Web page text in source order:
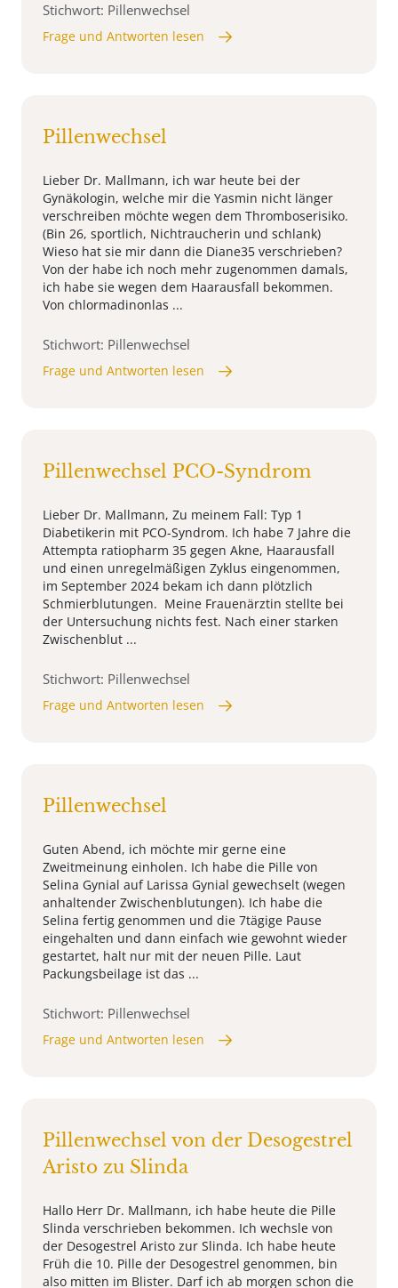
Stichwort: Pillenwechsel
Frage und Antworten lesen
Pillenwechsel
Lieber Dr. Mallmann, ich war heute bei der
Gynäkologin, welche mir die Yasmin nicht länger
verschreiben möchte wegen dem Thromboserisiko.
(Bin 26, sportlich, Nichtraucherin und schlank)
Wieso hat sie mir dann die Diane35 verschrieben?
Von der habe ich noch mehr zugenommen damals,
ich habe sie wegen dem Haarausfall bekommen.
Von chlormadinonlas ...
Stichwort: Pillenwechsel
Frage und Antworten lesen
Pillenwechsel PCO-Syndrom
Lieber Dr. Mallmann, Zu meinem Fall: Typ 1
Diabetikerin mit PCO-Syndrom. Ich habe 7 Jahre die
Attempta ratiopharm 35 gegen Akne, Haarausfall
und einen unregelmäßigen Zyklus eingenommen,
im September 2024 bekam ich dann plötzlich
Schmierblutungen. Meine Frauenärztin stellte bei
der Untersuchung nichts fest. Nach einer starken
Zwischenblut ...
Stichwort: Pillenwechsel
Frage und Antworten lesen
Pillenwechsel
Guten Abend, ich möchte mir gerne eine
Zweitmeinung einholen. Ich habe die Pille von
Selina Gynial auf Larissa Gynial gewechselt (wegen
anhaltender Zwischenblutungen). Ich habe die
Selina fertig genommen und die 7tägige Pause
eingehalten und dann einfach wie gewohnt wieder
gestartet, halt nur mit der neuen Pille. Laut
Packungsbeilage ist das ...
Stichwort: Pillenwechsel
Frage und Antworten lesen
Pillenwechsel von der Desogestrel
Aristo zu Slinda
Hallo Herr Dr. Mallmann, ich habe heute die Pille
Slinda verschrieben bekommen. Ich wechsle von
der Desogestrel Aristo zur Slinda. Ich habe heute
Früh die 10. Pille der Desogestrel genommen, bin
also mitten im Blister. Darf ich ab morgen schon die